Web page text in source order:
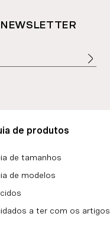
de produtos
de tamanhos
de modelos
a ter com os artigos